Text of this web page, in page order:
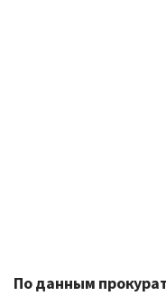
По данным